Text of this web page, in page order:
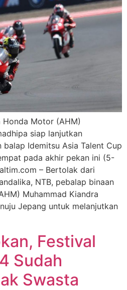
Honda Motor (AHM)
siap lanjutkan
balap Idemitsu Asia Talent Cup
pada akhir pekan ini (5-
– Bertolak dari
NTB, pebalap binaan
Muhammad Kiandra
Jepang untuk melanjutkan
Festival
Sudah
Swasta